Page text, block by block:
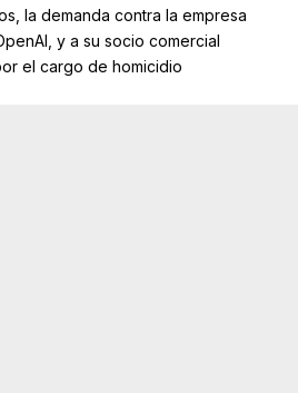
la demanda contra la empresa
y a su socio comercial
el cargo de homicidio